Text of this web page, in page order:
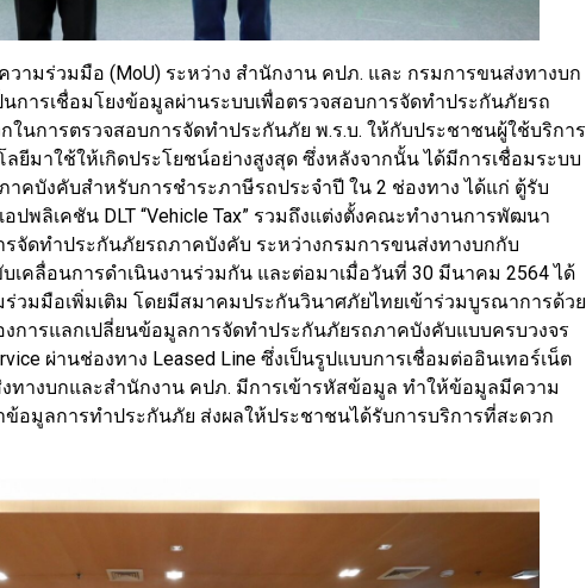
ามร่วมมือ (MoU) ระหว่าง สำนักงาน คปภ. และ กรมการขนส่งทางบก
นการเชื่อมโยงข้อมูลผ่านระบบเพื่อตรวจสอบการจัดทำประกันภัยรถ
นการตรวจสอบการจัดทำประกันภัย พ.ร.บ. ให้กับประชาชนผู้ใช้บริการ
ยีมาใช้ให้เกิดประโยชน์อย่างสูงสุด ซึ่งหลังจากนั้น ได้มีการเชื่อมระบบ
คบังคับสำหรับการชำระภาษีรถประจำปี ใน 2 ช่องทาง ได้แก่ ตู้รับ
ปพลิเคชัน DLT “Vehicle Tax” รวมถึงแต่งตั้งคณะทำงานการพัฒนา
จัดทำประกันภัยรถภาคบังคับ ระหว่างกรมการขนส่งทางบกกับ
เคลื่อนการดำเนินงานร่วมกัน และต่อมาเมื่อวันที่ 30 มีนาคม 2564 ได้
วมมือเพิ่มเติม โดยมีสมาคมประกันวินาศภัยไทยเข้าร่วมบูรณาการด้วย
การแลกเปลี่ยนข้อมูลการจัดทำประกันภัยรถภาคบังคับแบบครบวงจร
ผ่านช่องทาง Leased Line ซึ่งเป็นรูปแบบการเชื่อมต่ออินเทอร์เน็ต
ทางบกและสำนักงาน คปภ. มีการเข้ารหัสข้อมูล ทำให้ข้อมูลมีความ
อมูลการทำประกันภัย ส่งผลให้ประชาชนได้รับการบริการที่สะดวก